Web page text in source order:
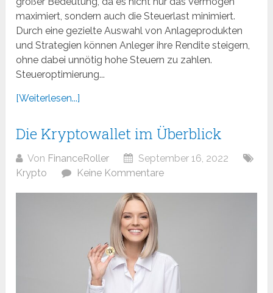
maximiert, sondern auch die Steuerlast minimiert.
Durch eine gezielte Auswahl von Anlageprodukten
und Strategien können Anleger ihre Rendite steigern,
ohne dabei unnötig hohe Steuern zu zahlen.
Steueroptimierung...
[Weiterlesen...]
Die Kryptowallet im Überblick
Von FinanceRoller
September 16, 2022
Krypto
Keine Kommentare